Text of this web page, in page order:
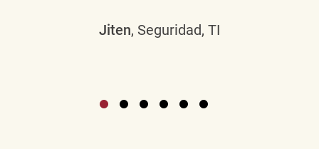
Jiten, Seguridad, TI